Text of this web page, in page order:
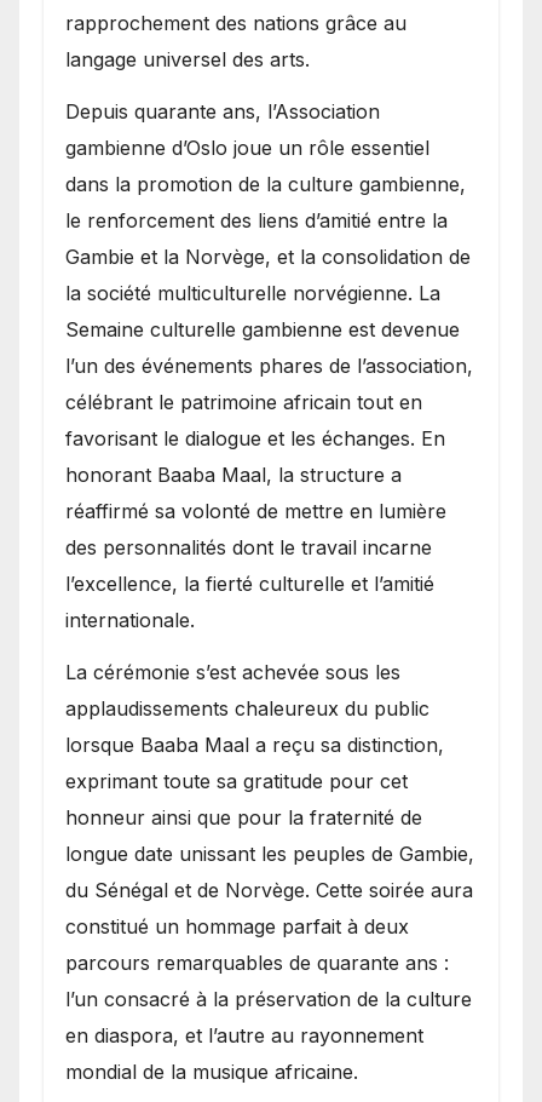
rapprochement des nations grâce au
langage universel des arts.
​Depuis quarante ans, l’Association
gambienne d’Oslo joue un rôle essentiel
dans la promotion de la culture gambienne,
le renforcement des liens d’amitié entre la
Gambie et la Norvège, et la consolidation de
la société multiculturelle norvégienne. La
Semaine culturelle gambienne est devenue
l’un des événements phares de l’association,
célébrant le patrimoine africain tout en
favorisant le dialogue et les échanges. En
honorant Baaba Maal, la structure a
réaffirmé sa volonté de mettre en lumière
des personnalités dont le travail incarne
l’excellence, la fierté culturelle et l’amitié
internationale.
​La cérémonie s’est achevée sous les
applaudissements chaleureux du public
lorsque Baaba Maal a reçu sa distinction,
exprimant toute sa gratitude pour cet
honneur ainsi que pour la fraternité de
longue date unissant les peuples de Gambie,
du Sénégal et de Norvège. Cette soirée aura
constitué un hommage parfait à deux
parcours remarquables de quarante ans :
l’un consacré à la préservation de la culture
en diaspora, et l’autre au rayonnement
mondial de la musique africaine.